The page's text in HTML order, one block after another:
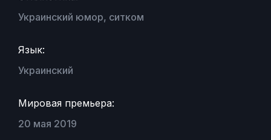
Украинский юмор, ситком
Язык:
Украинский
Мировая премьера:
20 мая 2019